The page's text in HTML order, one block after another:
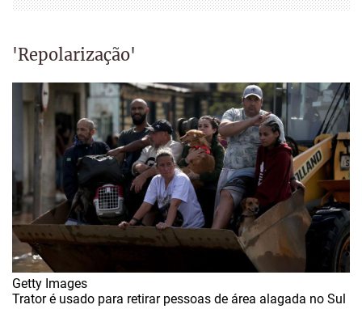
'Repolarização'
Getty Images
Trator é usado para retirar pessoas de área alagada no Sul